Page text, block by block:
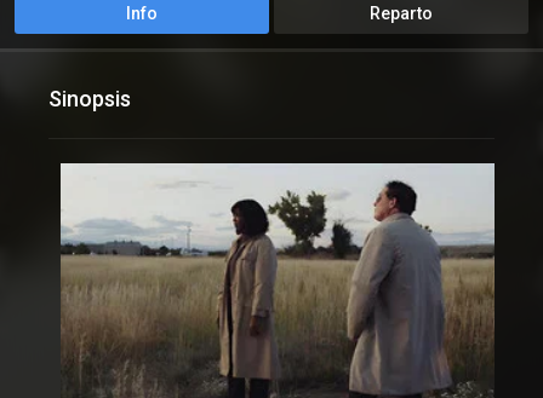
Info Reparto
Sinopsis